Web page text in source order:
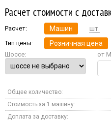
Расчет стоимости с
Расчет: Машин шт.
Тип цены: Розничная цена
Шоссе: от
Общее количество:
Стоимость за 1 машину:
Доплата за доставку: